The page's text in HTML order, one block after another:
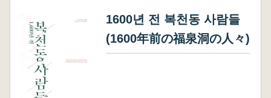
1600년 전 복천동 사람들
(1600年前の福泉洞の人々)